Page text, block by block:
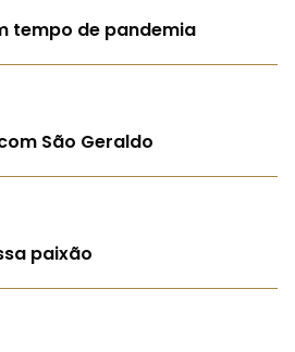
tempo de pandemia
São Geraldo
paixão